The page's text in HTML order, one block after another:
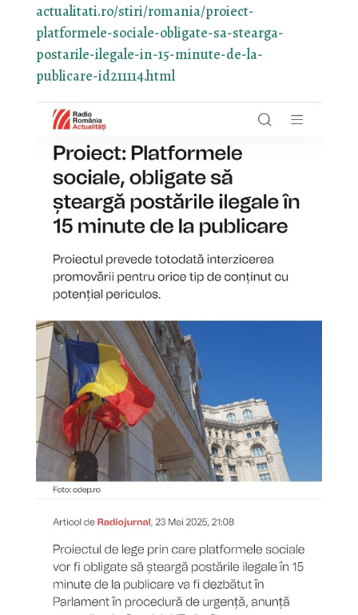
actualitati.ro/stiri/romania/proiect-
platformele-sociale-obligate-sa-stearga-
postarile-ilegale-in-15-minute-de-la-
publicare-id211114.html